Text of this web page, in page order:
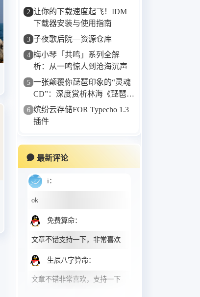
14. 想念你-谭艳
15. 小小-谭艳
16. 需要人陪-谭艳
17. 青海湖-黛青塔娜
18. 寂寞的天空-黛青塔娜
19. 伤了心的女人怎么了-谭艳
20. 梦的翅膀受了伤-孙露
21. 德令哈的一夜-刀郎
22. 莫斯科郊外的晚上-楼兰
24. 我们的歌谣-张玮伽
25. 浮生记DJ(小淘气)-海来阿木
26. 微风细雨-张伟珈
29. 海浪-张伟珈
30. 离人-孙露
31. 你在哪里-谭艳
32. 红雪莲-倪雅丰
33. Should It Matter - Sissel.
Soul)》——Karunesh的音乐
“金三角”
2 让你的下载速度起飞！IDM
下载器安装与使用指南
3 子夜歌后院—资源仓库
4 梅小琴「共鸣」系列全解
析：从一鸣惊人到沧海沉声
5 一张颠覆你琵琶印象的“灵魂
CD”：深度赏析林海《琵琶
相》
6 缤纷云存储FOR Typecho 1.3
插件
最新评论
i：
ok
免费算命：
文章不错支持一下，非常喜欢
生辰八字算命：
文章不错非常喜欢，支持一下